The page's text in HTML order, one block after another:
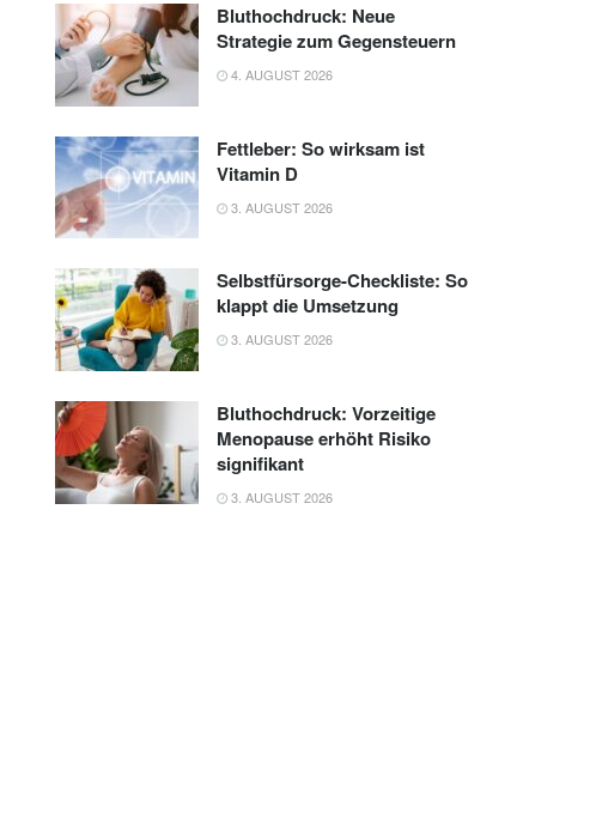
Bluthochdruck: Neue
Strategie zum Gegensteuern
4. AUGUST 2026
Fettleber: So wirksam ist
Vitamin D
3. AUGUST 2026
Selbstfürsorge-Checkliste: So
klappt die Umsetzung
3. AUGUST 2026
Bluthochdruck: Vorzeitige
Menopause erhöht Risiko
signifikant
3. AUGUST 2026